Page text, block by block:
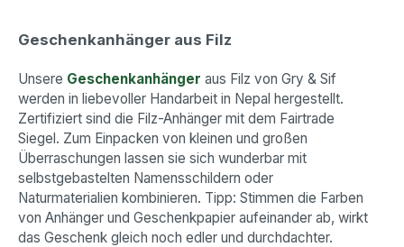
Geschenkanhänger aus Filz
Unsere Geschenkanhänger aus Filz von Gry & Sif
werden in liebevoller Handarbeit in Nepal hergestellt.
Zertifiziert sind die Filz-Anhänger mit dem Fairtrade
Siegel. Zum Einpacken von kleinen und großen
Überraschungen lassen sie sich wunderbar mit
selbstgebastelten Namensschildern oder
Naturmaterialien kombinieren. Tipp: Stimmen die Farben
von Anhänger und Geschenkpapier aufeinander ab, wirkt
das Geschenk gleich noch edler und durchdachter.